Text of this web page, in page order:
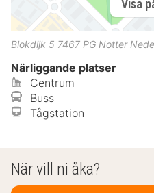
Visa
Blokdijk 5 7467 PG Notter
Närliggande platser
Centrum
Buss
Tågstation
När vill ni åka?